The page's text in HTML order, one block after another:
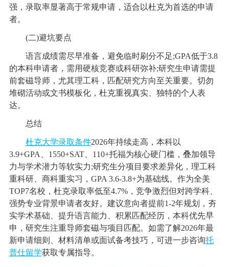
强，录取率显著高于常规申请，适合以杜克为首选的申请
者。
(二)避坑要点
语言成绩需尽早准备，避免临时刷分不足;GPA低于3.8
的本科申请者，需用硬核竞赛或科研弥补;研究生申请需提
前套磁导师，尤其理工科，匹配研究方向至关重要。切勿
堆砌活动或文书模板化，杜克重视真实、独特的个人表
达。
总结
杜克大学录取条件2026年持续走高，本科以
3.9+GPA、1550+SAT、110+托福为核心硬门槛，叠加领导
力与学术潜力等软实力;研究生分项目要求差异化，理工科
重科研、商科重实习，GPA 3.6-3.8+为基础线。作为全美
TOP7名校，杜克录取率低至4.7%，竞争激烈但对跨学科、
强势专业背景申请者友好。建议意向者提前1-2年规划，夯
实学术基础、提升语言能力、积累匹配经历，本科优先早
申，研究生注重导师套磁与项目匹配。如需了解2026年最
新申请细则、材料清单或面试备考技巧，可进一步咨询托
普仕留学获取专属指导。